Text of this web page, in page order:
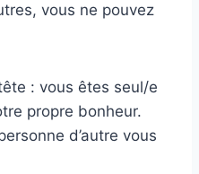
vous ne pouvez
: vous êtes seul/e
propre bonheur.
d’autre vous